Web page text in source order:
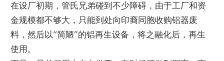
在设厂初期，管氏兄弟碰到不少障碍，由于工厂和资
金规模都不够大，只能到处向印裔同胞收购铝器废
料，然后以“简陋”的铝再生设备，将之融化后，再生
使用。